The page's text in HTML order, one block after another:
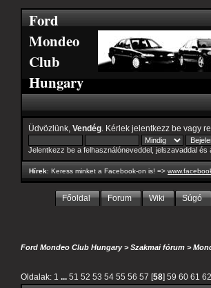
Ford
Mondeo
Club
Hungary
Üdvözlünk, Vendég . Kérlek jelentkezz be vagy
Jelentkezz be a felhasználóneveddel, jelszavaddal
Hírek: Keress minket a Facebook-on is! =>
Főoldal Forum Wiki Súgó
Ford Mondeo Club Hungary>Szakmai fórum >
Oldalak: 1 ... 51 52 53 54 55 56 57 [58] 59 60 61 62